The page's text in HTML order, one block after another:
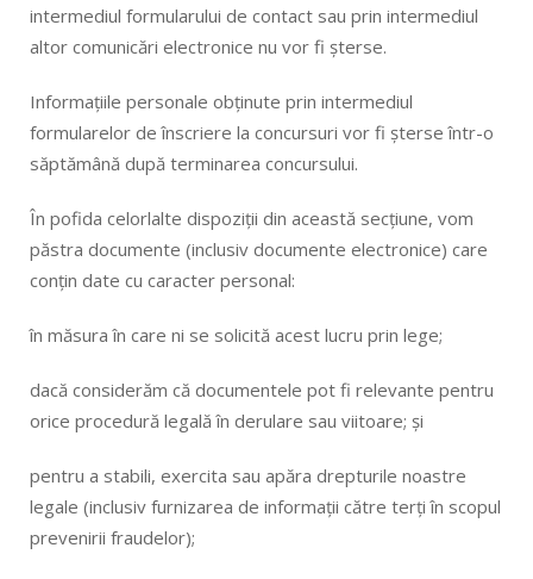
intermediul formularului de contact sau prin intermediul
altor comunicări electronice nu vor fi șterse.
Informațiile personale obținute prin intermediul
formularelor de înscriere la concursuri vor fi șterse într-o
săptămână după terminarea concursului.
În pofida celorlalte dispoziții din această secțiune, vom
păstra documente (inclusiv documente electronice) care
conțin date cu caracter personal:
în măsura în care ni se solicită acest lucru prin lege;
dacă considerăm că documentele pot fi relevante pentru
orice procedură legală în derulare sau viitoare; și
pentru a stabili, exercita sau apăra drepturile noastre
legale (inclusiv furnizarea de informații către terți în scopul
prevenirii fraudelor);